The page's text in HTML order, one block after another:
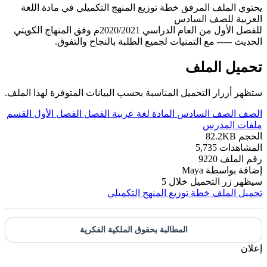
يحتوي الملف المرفق خطة توزيع المنهج التكميلي في مادة اللغة
العربية للصف السادس
للفصل الأول من العام الدراسي 2020/2021م وفق المنهاج الكويتي
الحديث ----- مع التمنيات لجميع الطلبة بالنجاح والتفوق.
تحميل الملف
ستظهر أزرار التحميل المناسبة بحسب البيانات المتوفرة لهذا الملف.
الصف الصف السادس المادة لغة عربية الفصل الفصل الأول
القسم
ملفات المدرس
الحجم 82.2KB
المشاهدات 5,735
رقم الملف 9220
إضافة بواسطة Maya
سيظهر زر التحميل خلال 5
تحميل الملف خطة توزيع المنهج التكميلي
المطالبة بحقوق الملكية الفكرية
إعلان